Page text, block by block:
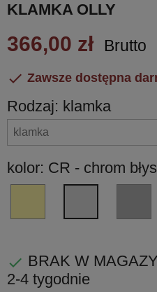
KLAMKA OLLY
366,00 zł Brutto
 Zawsze dostępna
Rodzaj: klamka
kolor: CR - chrom
PVD
 BRAK W
2-4 tygodnie